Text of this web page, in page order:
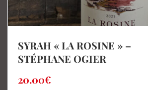
SYRAH « LA ROSINE » –
STÉPHANE OGIER
20.00€